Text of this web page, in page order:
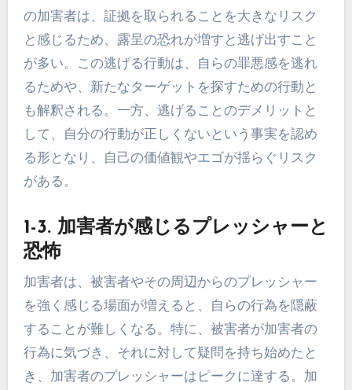
の加害者は、証拠を取られることを大きなリスク
と感じるため、露呈の恐れが増すと逃げ出すこと
が多い。この逃げる行動は、自らの罪悪感を逃れ
るためや、新たなターゲットを探すための行動と
も解釈される。一方、逃げることのデメリットと
して、自分の行動が正しくないという事実を認め
る形となり、自己の価値観やエゴが揺らぐリスク
がある。
1-3. 加害者が感じるプレッシャーと
恐怖
加害者は、被害者やその周辺からのプレッシャー
を強く感じる場面が増えると、自らの行為を隠蔽
することが難しくなる。特に、被害者が加害者の
行為に気づき、それに対して疑問を持ち始めたと
き、加害者のプレッシャーはピークに達する。加